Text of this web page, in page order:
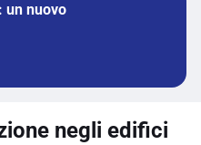
un nuovo
negli edifici